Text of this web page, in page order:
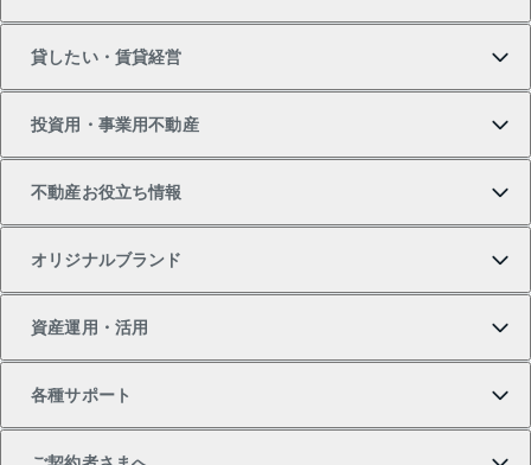
新築・分譲マンションの購入
中古マンションの購入
マンションの売却・査定
一戸建ての売却・査定
借りたいTOP
物件を借りる
貸したい・賃貸経営
貸したいTOP
投資用・事業用不動産
不動産お役立ち情報
オリジナルブランド
一棟リノベーションマンション L`GENTE（ルジェン
テ）
資産運用・活用
各種サポート